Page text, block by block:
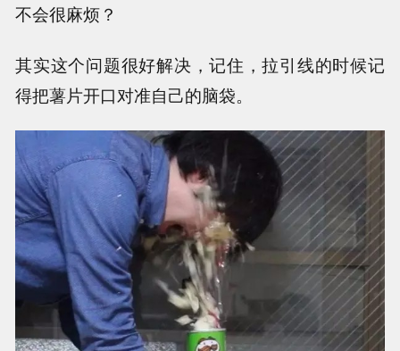
不会很麻烦？
其实这个问题很好解决，记住，拉引线的时候记
得把薯片开口对准自己的脑袋。